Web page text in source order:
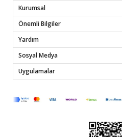
Kurumsal
Önemli Bilgiler
Yardım
Sosyal Medya
Uygulamalar